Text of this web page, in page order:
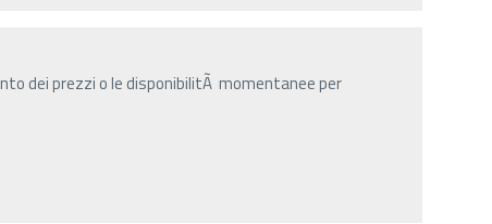
dei prezzi o le disponibilitÃ momentanee per